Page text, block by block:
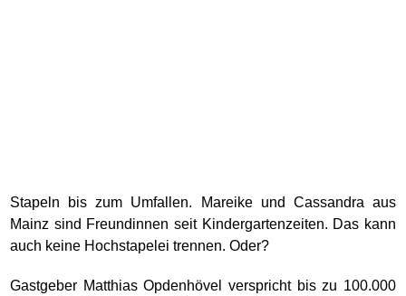
Stapeln bis zum Umfallen. Mareike und Cassandra aus
Mainz sind Freundinnen seit Kindergartenzeiten. Das kann
auch keine Hochstapelei trennen. Oder?
Gastgeber Matthias Opdenhövel verspricht bis zu 100.000